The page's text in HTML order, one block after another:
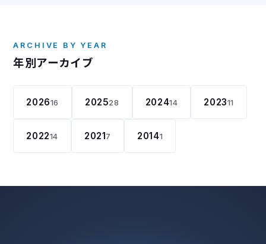
ARCHIVE BY YEAR
年別アーカイブ
202616 202528 202414 202311
202214 2021 7 20141